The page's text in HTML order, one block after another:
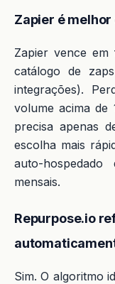
Zapier é melhor
Zapier vence em
catálogo de
integrações).
volume acima de
precisa apenas
escolha mais
auto-
mensais.
Repurpose.io
Sim. O algoritmo